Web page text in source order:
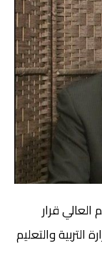
العالي قرار
والتعليم